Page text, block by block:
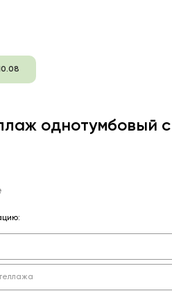
однотумбовый с